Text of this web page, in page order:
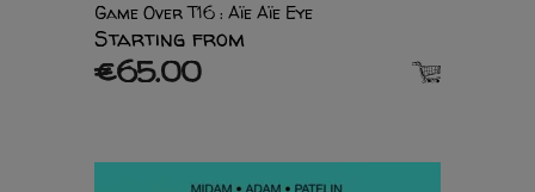
Game Over T16 : Aïe Aïe Eye
Starting from
€65.00